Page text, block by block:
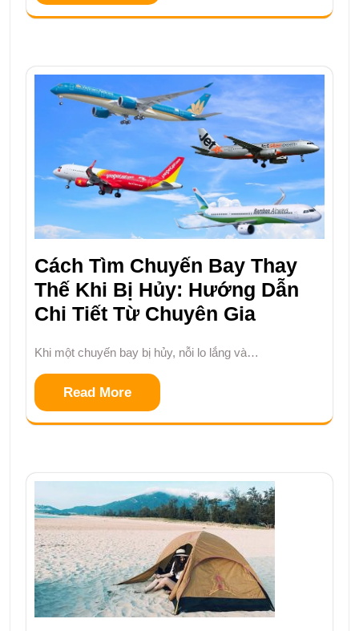
Cách Tìm Chuyến Bay Thay
Thế Khi Bị Hủy: Hướng Dẫn
Chi Tiết Từ Chuyên Gia
Khi một chuyến bay bị hủy, nỗi lo lắng và…
Read More